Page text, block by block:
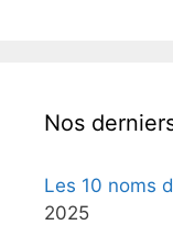
Nos
Les 10 noms
2025